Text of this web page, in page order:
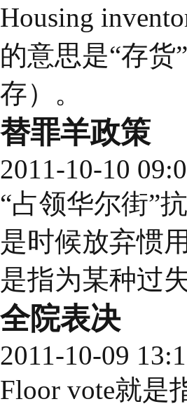
Housing
的意思是“存货
存）。
替罪羊政策
2011-10-10
“占领华尔街”
是时候放弃惯
是指为某种过
全院表决
2011-10-09
Floor vote就是